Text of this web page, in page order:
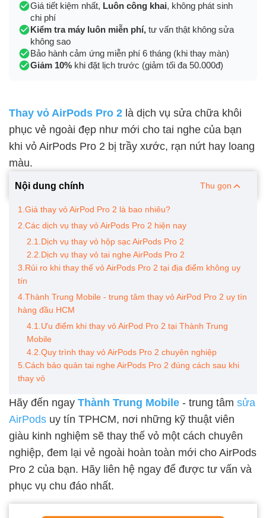
Giá tiết kiệm nhất, Luôn công khai, không phát sinh
chi phí
Kiểm tra máy luôn miễn phí, tư vấn thật không sửa
không sao
Bảo hành cảm ứng miễn phí 6 tháng (khi thay màn)
Giảm 10% khi đặt lịch trước (giảm tối đa 50.000đ)
Thay vỏ AirPods Pro 2 là dịch vụ sửa chữa khôi
phục vẻ ngoài đẹp như mới cho tai nghe của bạn
khi vỏ AirPods Pro 2 bị trầy xước, rạn nứt hay loang
màu.
Nội dung chính Thu gọn
1.Giá thay vỏ AirPod Pro 2 là bao nhiêu?
2.Các dịch vụ thay vỏ AirPods Pro 2 hiện nay
2.1.Dịch vụ thay vỏ hộp sạc AirPods Pro 2
2.2.Dịch vụ thay vỏ tai nghe AirPods Pro 2
3.Rủi ro khi thay thế vỏ AirPods Pro 2 tại địa điểm không uy
tín
4.Thành Trung Mobile - trung tâm thay vỏ AirPod Pro 2 uy tín
hàng đầu HCM
4.1.Ưu điểm khi thay vỏ AirPod Pro 2 tại Thành Trung
Mobile
4.2.Quy trình thay vỏ AirPods Pro 2 chuyên nghiệp
5.Cách bảo quản tai nghe AirPods Pro 2 đúng cách sau khi
thay vỏ
Hãy đến ngay Thành Trung Mobile - trung tâm sửa
AirPods uy tín TPHCM, nơi những kỹ thuật viên
giàu kinh nghiệm sẽ thay thế vỏ một cách chuyên
nghiệp, đem lại vẻ ngoài hoàn toàn mới cho AirPods
Pro 2 của bạn. Hãy liên hệ ngay để được tư vấn và
phục vụ chu đáo nhất.